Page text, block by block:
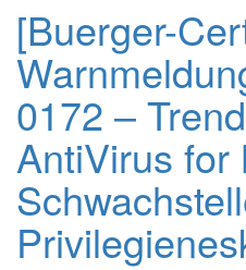
[Buerger-
0172 –
AntiVirus for